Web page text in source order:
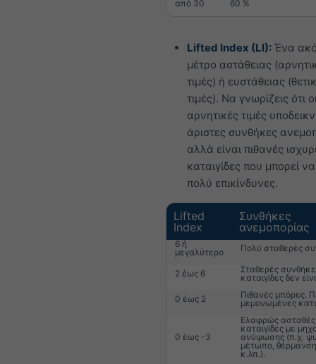
από 30
60 %
Lifted Index (LI): Ένα
μέτρο αστάθειας
τιμές) ή ευστάθειας
τιμές). Να γνωρίζεις ότι
αρνητικές τιμές
άριστες συνθήκες
αλλά είναι πιθανές
καταιγίδες που μπορεί να
πολύ επικίνδυνες.
Lifted
Index
Συνθήκες
ανεμοπορίας
6 ή
μεγαλύτερο
Πολύ σταθερές
2 έως 6
Σταθερές
καταιγίδες δεν
0 έως 2
Πιθανές μπόρες.
μεμονωμένες
0 έως -3
Ελαφρώς
καταιγίδες με
ανύψωσης (π.χ.
μέτωπο,
κ.λπ.).